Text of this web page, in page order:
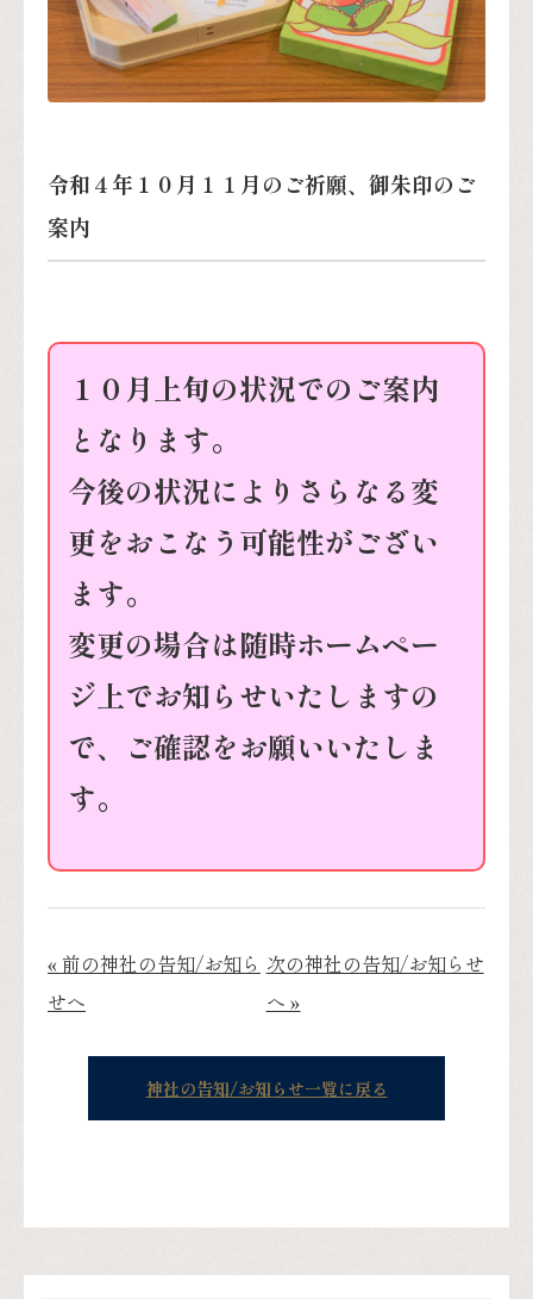
令和４年１０月１１月のご祈願、御朱印のご
案内
１０月上旬の状況でのご案内
となります。
今後の状況によりさらなる変
更をおこなう可能性がござい
ます。
変更の場合は随時ホームペー
ジ上でお知らせいたしますの
で、ご確認をお願いいたしま
す。
« 前の神社の告知/お知ら
せへ
次の神社の告知/お知らせ
へ »
神社の告知/お知らせ一覧に戻る